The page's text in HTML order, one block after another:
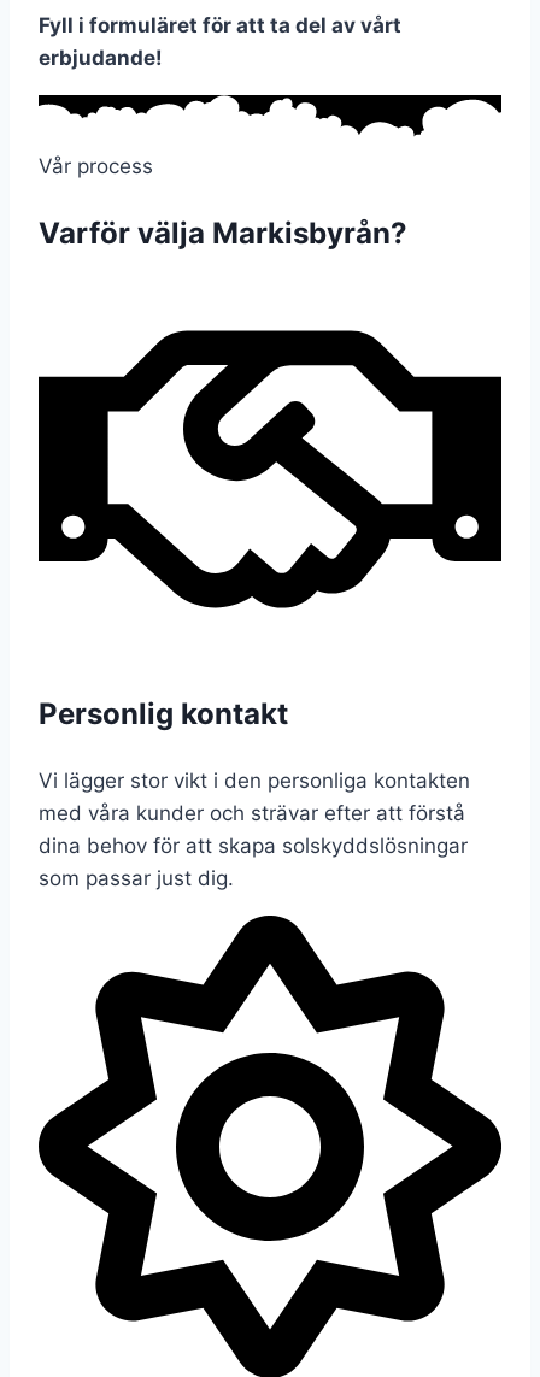
Fyll i formuläret för att ta del av vårt
erbjudande!
Vår process
Varför välja Markisbyrån?
Personlig kontakt
Vi lägger stor vikt i den personliga kontakten
med våra kunder och strävar efter att förstå
dina behov för att skapa solskyddslösningar
som passar just dig.